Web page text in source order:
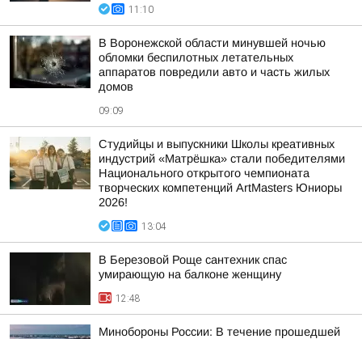
11:10
В Воронежской области минувшей ночью
обломки беспилотных летательных
аппаратов повредили авто и часть жилых
домов
09:09
Студийцы и выпускники Школы креативных
индустрий «Матрёшка» стали победителями
Национального открытого чемпионата
творческих компетенций ArtMasters Юниоры
2026!
13:04
В Березовой Роще сантехник спас
умирающую на балконе женщину
12:48
Минобороны России: В течение прошедшей